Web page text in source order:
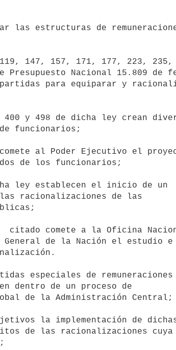
Nacional 15.809 de
para equiparar y
y 498 de dicha ley crean
al Poder Ejecutivo el
de los funcionarios;
ley establecen el inicio de un
racionalizaciones de las
comete a la Oficina
de la Nación el estudio e
dentro de un proceso de
de la Administración Central;
la implementación de
de las racionalizaciones cuya